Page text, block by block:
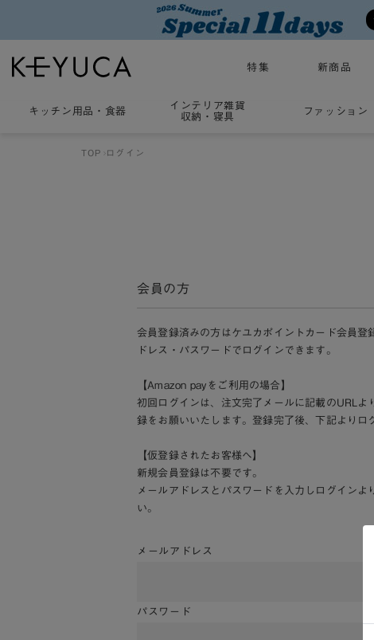
特集 新商品
キッチン用品 ・ 食器
インテリア雑貨
収納・寝具
ファッション
TOP ログイン
会員の方
会員登録済みの方はケユカポイントカード会員登
ドレス・パスワードでログインできます。
【Amazon payをご利用の場合】
初回ログインは、注文完了メールに記載のURLよ
録をお願いいたします。登録完了後、下記よりロ
【仮登録されたお客様へ】
新規会員登録は不要です。
メールアドレスとパスワードを入力しログインよ
い。
メールアドレス
パスワード